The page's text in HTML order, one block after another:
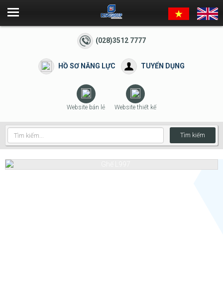
(028)3512 7777
HỒ SƠ NĂNG LỰC TUYỂN DỤNG
Website bán lẻ Website thiết kế
Tìm kiếm